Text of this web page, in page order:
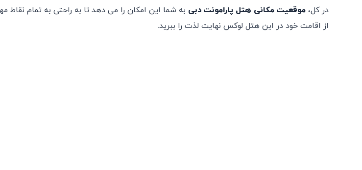
در کل، موقعیت مکانی هتل پارامونت دبی به شما این امکان را می ‌دهد تا به راحتی به تمام
از اقامت خود در این هتل لوکس نهایت لذت را ببرید.